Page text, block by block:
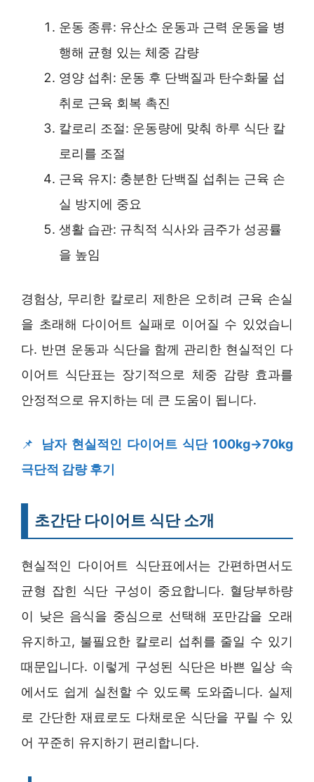
운동 종류: 유산소 운동과 근력 운동을 병
행해 균형 있는 체중 감량
영양 섭취: 운동 후 단백질과 탄수화물 섭
취로 근육 회복 촉진
칼로리 조절: 운동량에 맞춰 하루 식단 칼
로리를 조절
근육 유지: 충분한 단백질 섭취는 근육 손
실 방지에 중요
생활 습관: 규칙적 식사와 금주가 성공률
을 높임
경험상, 무리한 칼로리 제한은 오히려 근육 손실
을 초래해 다이어트 실패로 이어질 수 있었습니
다. 반면 운동과 식단을 함께 관리한 현실적인 다
이어트 식단표는 장기적으로 체중 감량 효과를
안정적으로 유지하는 데 큰 도움이 됩니다.
📌 남자 현실적인 다이어트 식단 100kg→70kg
극단적 감량 후기
초간단 다이어트 식단 소개
현실적인 다이어트 식단표에서는 간편하면서도
균형 잡힌 식단 구성이 중요합니다. 혈당부하량
이 낮은 음식을 중심으로 선택해 포만감을 오래
유지하고, 불필요한 칼로리 섭취를 줄일 수 있기
때문입니다. 이렇게 구성된 식단은 바쁜 일상 속
에서도 쉽게 실천할 수 있도록 도와줍니다. 실제
로 간단한 재료로도 다채로운 식단을 꾸릴 수 있
어 꾸준히 유지하기 편리합니다.